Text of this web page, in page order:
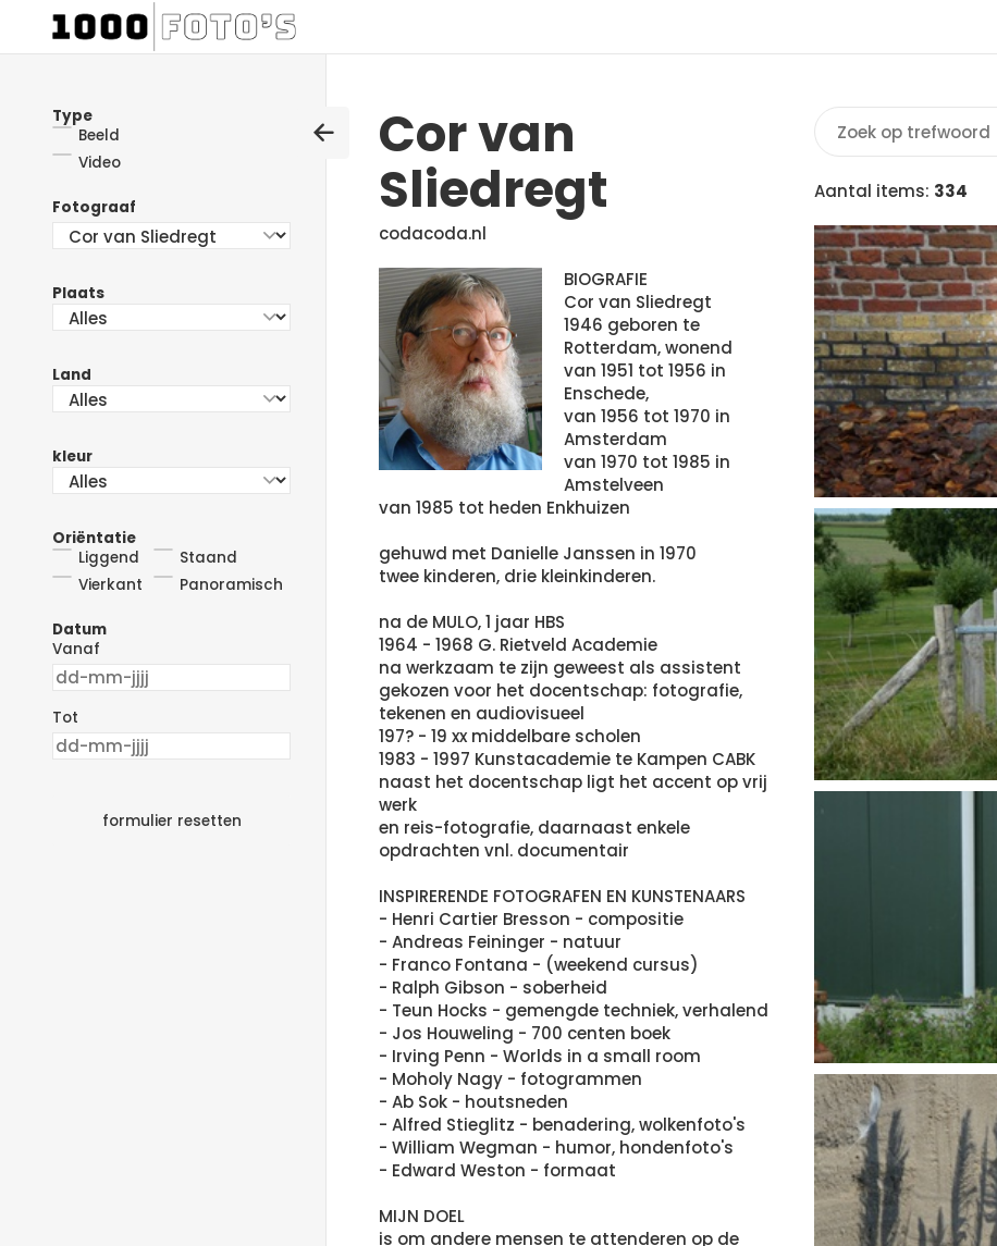
Type
Beeld
Video
Fotograaf
Plaats
Land
kleur
Oriëntatie
Liggend
Staand
Vierkant
Panoramisch
Datum
Vanaf
Tot
formulier resetten
Cor van
Sliedregt
codacoda.nl
BIOGRAFIE
Cor van Sliedregt
1946 geboren te
Rotterdam, wonend
van 1951 tot 1956 in
Enschede,
van 1956 tot 1970 in
Amsterdam
van 1970 tot 1985 in
Amstelveen
van 1985 tot heden Enkhuizen
gehuwd met Danielle Janssen in 1970
twee kinderen, drie kleinkinderen.
na de MULO, 1 jaar HBS
1964 - 1968 G. Rietveld Academie
na werkzaam te zijn geweest als assistent
gekozen voor het docentschap: fotografie,
tekenen en audiovisueel
197? - 19 xx middelbare scholen
1983 - 1997 Kunstacademie te Kampen CABK
naast het docentschap ligt het accent op vrij
werk
en reis-fotografie, daarnaast enkele
opdrachten vnl. documentair
INSPIRERENDE FOTOGRAFEN EN KUNSTENAARS
- Henri Cartier Bresson - compositie
- Andreas Feininger - natuur
- Franco Fontana - (weekend cursus)
- Ralph Gibson - soberheid
- Teun Hocks - gemengde techniek, verhalend
- Jos Houweling - 700 centen boek
- Irving Penn - Worlds in a small room
- Moholy Nagy - fotogrammen
- Ab Sok - houtsneden
- Alfred Stieglitz - benadering, wolkenfoto's
- William Wegman - humor, hondenfoto's
- Edward Weston - formaat
MIJN DOEL
is om andere mensen te attenderen op de
Aantal items: 334